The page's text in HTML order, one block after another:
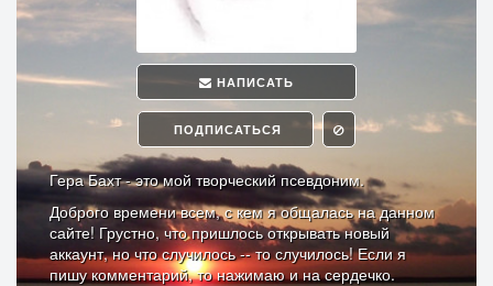
НАПИСАТЬ
ПОДПИСАТЬСЯ
Гера Бахт - это мой творческий псевдоним.
Доброго времени всем, с кем я общалась на данном
сайте! Грустно, что пришлось открывать новый
аккаунт, но что случилось -- то случилось! Если я
пишу комментарий, то нажимаю и на сердечко.